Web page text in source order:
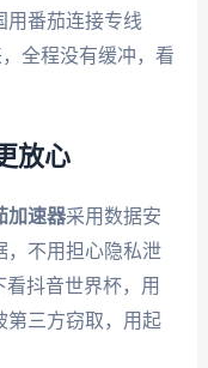
用番茄连接专线
全程没有缓冲，看
放心
加速器采用数据安
，不用担心隐私泄
抖音世界杯，用
第三方窃取，用起